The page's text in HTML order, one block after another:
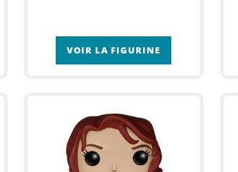
VOIR LA FIGURINE